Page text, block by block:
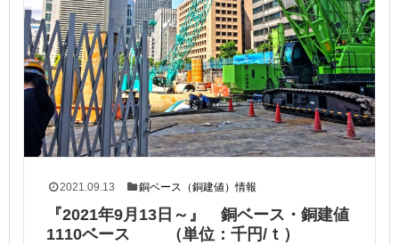
2021.09.13 銅ベース（銅建値）情報
『2021年9月13日～』 銅ベース・銅建値
1110ベース （単位：千円/ｔ）